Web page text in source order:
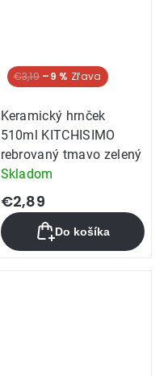
€3,19 –9 %
Keramický hrnček
510ml KITCHISIMO
rebrovaný tmavo zelený
Skladom
€2,89
Do košíka